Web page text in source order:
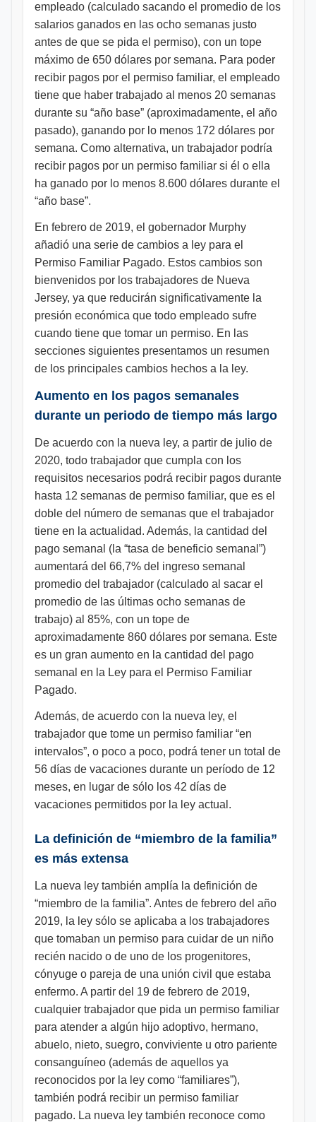
empleado (calculado sacando el promedio de los
salarios ganados en las ocho semanas justo
antes de que se pida el permiso), con un tope
máximo de 650 dólares por semana. Para poder
recibir pagos por el permiso familiar, el empleado
tiene que haber trabajado al menos 20 semanas
durante su “año base” (aproximadamente, el año
pasado), ganando por lo menos 172 dólares por
semana. Como alternativa, un trabajador podría
recibir pagos por un permiso familiar si él o ella
ha ganado por lo menos 8.600 dólares durante el
“año base”.
En febrero de 2019, el gobernador Murphy
añadió una serie de cambios a ley para el
Permiso Familiar Pagado. Estos cambios son
bienvenidos por los trabajadores de Nueva
Jersey, ya que reducirán significativamente la
presión económica que todo empleado sufre
cuando tiene que tomar un permiso. En las
secciones siguientes presentamos un resumen
de los principales cambios hechos a la ley.
Aumento en los pagos semanales
durante un periodo de tiempo más largo
De acuerdo con la nueva ley, a partir de julio de
2020, todo trabajador que cumpla con los
requisitos necesarios podrá recibir pagos durante
hasta 12 semanas de permiso familiar, que es el
doble del número de semanas que el trabajador
tiene en la actualidad. Además, la cantidad del
pago semanal (la “tasa de beneficio semanal”)
aumentará del 66,7% del ingreso semanal
promedio del trabajador (calculado al sacar el
promedio de las últimas ocho semanas de
trabajo) al 85%, con un tope de
aproximadamente 860 dólares por semana. Este
es un gran aumento en la cantidad del pago
semanal en la Ley para el Permiso Familiar
Pagado.
Además, de acuerdo con la nueva ley, el
trabajador que tome un permiso familiar “en
intervalos”, o poco a poco, podrá tener un total de
56 días de vacaciones durante un período de 12
meses, en lugar de sólo los 42 días de
vacaciones permitidos por la ley actual.
La definición de “miembro de la familia”
es más extensa
La nueva ley también amplía la definición de
“miembro de la familia”. Antes de febrero del año
2019, la ley sólo se aplicaba a los trabajadores
que tomaban un permiso para cuidar de un niño
recién nacido o de uno de los progenitores,
cónyuge o pareja de una unión civil que estaba
enfermo. A partir del 19 de febrero de 2019,
cualquier trabajador que pida un permiso familiar
para atender a algún hijo adoptivo, hermano,
abuelo, nieto, suegro, conviviente u otro pariente
consanguíneo (además de aquellos ya
reconocidos por la ley como “familiares”),
también podrá recibir un permiso familiar
pagado. La nueva ley también reconoce como